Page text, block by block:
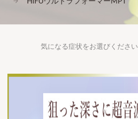
気になる症状をお選びください